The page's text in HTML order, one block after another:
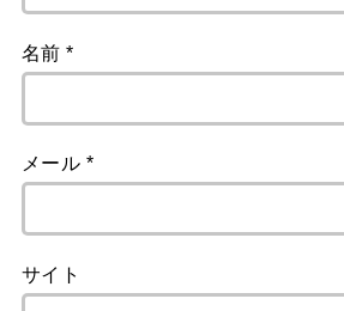
名前*
メール *
サイト